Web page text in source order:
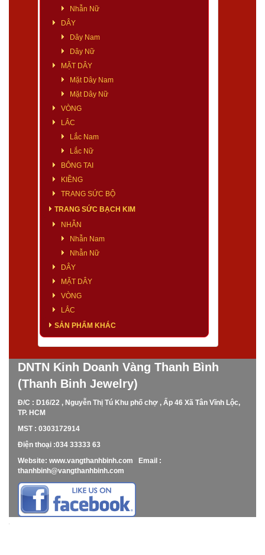
Nhẫn Nữ
DÂY
Dây Nam
Dây Nữ
MẶT DÂY
Mặt Dây Nam
Mặt Dây Nữ
VÒNG
LẮC
Lắc Nam
Lắc Nữ
BÔNG TAI
KIỀNG
TRANG SỨC BỘ
TRANG SỨC BẠCH KIM
NHẪN
Nhẫn Nam
Nhẫn Nữ
DÂY
MẶT DÂY
VÒNG
LẮC
SẢN PHẨM KHÁC
DNTN Kinh Doanh Vàng Thanh Bình
(Thanh Binh Jewelry)
Đ/C : D16/22 , Nguyễn Thị Tú Khu phố chợ , Ấp 46 Xã Tân Vĩnh Lộc,
TP. HCM
MST : 0303172914
Điện thoại :034 33333 63
Website: www.vangthanhbinh.com Email :
thanhbinh@vangthanhbinh.com